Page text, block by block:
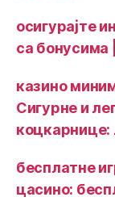
осигурајте
са бонусима
казино
Сигурне и
коцкарнице:
бесплатне
цасино: